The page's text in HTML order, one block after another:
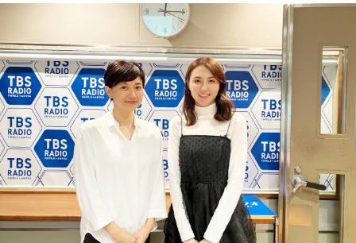
イベント・グッズ
YouTube
会社情報